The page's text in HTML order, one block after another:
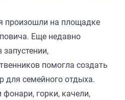
произошли на площадке
Еще недавно
помогла создать
для семейного отдыха.
фонари, горки, качели,